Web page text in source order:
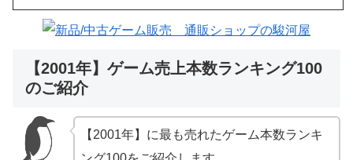
【2001年】ゲーム売上本数ランキング100
のご紹介
【2001年】に最も売れたゲーム本数ランキ